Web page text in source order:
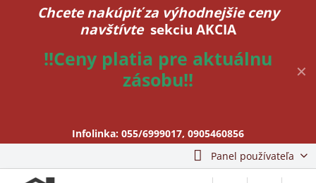
✕
Chcete nakúpiť za výhodnejšie ceny
navštívte sekciu AKCIA
!!Ceny platia pre aktuálnu
zásobu!!
Infolinka: 055/6999017, 0905460856
Panel používateľa